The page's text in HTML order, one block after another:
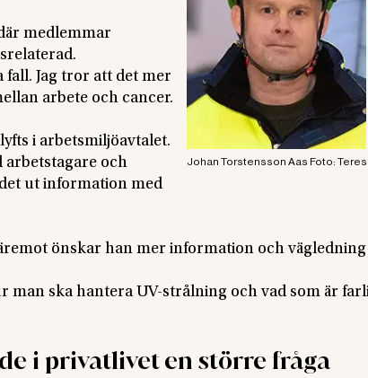
Johan Torstensson Aas Foto:
medlemmar
fall. Jag tror att det mer
arbete och cancer.
i arbetsmiljöavtalet.
arbetstagare och
ut information med
önskar han mer information och
ska hantera UV-strålning och vad som är
i privatlivet en större fråga